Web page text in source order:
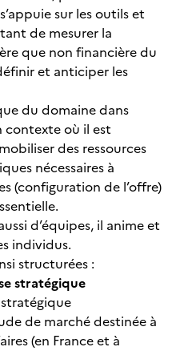
sur les outils et
de mesurer la
que non financière du
et anticiper les
du domaine dans
contexte où il est
des ressources
nécessaires à
(configuration de l’offre)
d’équipes, il anime et
individus.
structurées :
stratégique
de marché destinée à
(en France et à